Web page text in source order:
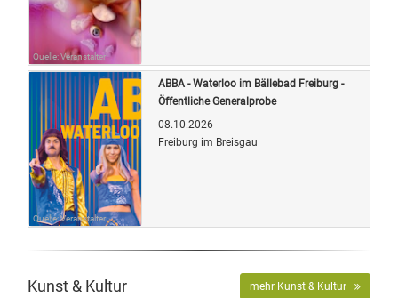
Quelle: Veranstalter
Quelle: Veranstalter
ABBA - Waterloo im Bällebad Freiburg -
Öffentliche Generalprobe
08.10.2026
Freiburg im Breisgau
Kunst & Kultur mehr Kunst & Kultur